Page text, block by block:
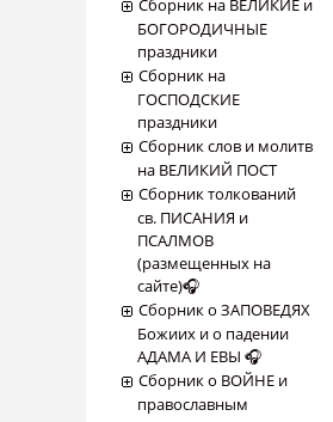
Сборник на ВЕЛИКИЕ и
БОГОРОДИЧНЫЕ
праздники
Сборник на
ГОСПОДСКИЕ
праздники
Сборник слов и молитв
на ВЕЛИКИЙ ПОСТ
Сборник толкований
св. ПИСАНИЯ и
ПСАЛМОВ
(размещенных на
сайте)🎧
Сборник о ЗАПОВЕДЯХ
Божиих и о падении
АДАМА И ЕВЫ 🎧
Сборник о ВОЙНЕ и
православным